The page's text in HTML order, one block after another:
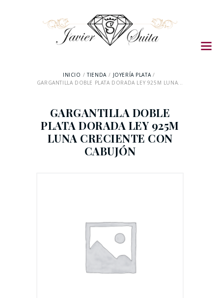
INICIO TIENDA
JOYERÍA PLATA
GARGANTILLA DOBLE PLATA DORADA LEY 925M LUNA...
GARGANTILLA DOBLE
PLATA DORADA LEY 925M
LUNA CRECIENTE CON
CABUJÓN